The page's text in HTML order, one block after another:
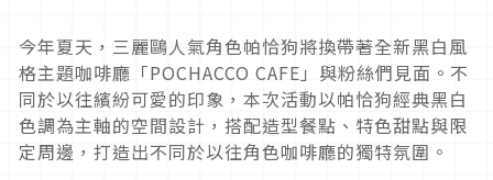
今年夏天，三麗鷗人氣角色帕恰狗將換帶著全新黑白風
格主題咖啡廳「POCHACCO CAFE」與粉絲們見面。不
同於以往繽紛可愛的印象，本次活動以帕恰狗經典黑白
色調為主軸的空間設計，搭配造型餐點、特色甜點與限
定周邊，打造出不同於以往角色咖啡廳的獨特氛圍。